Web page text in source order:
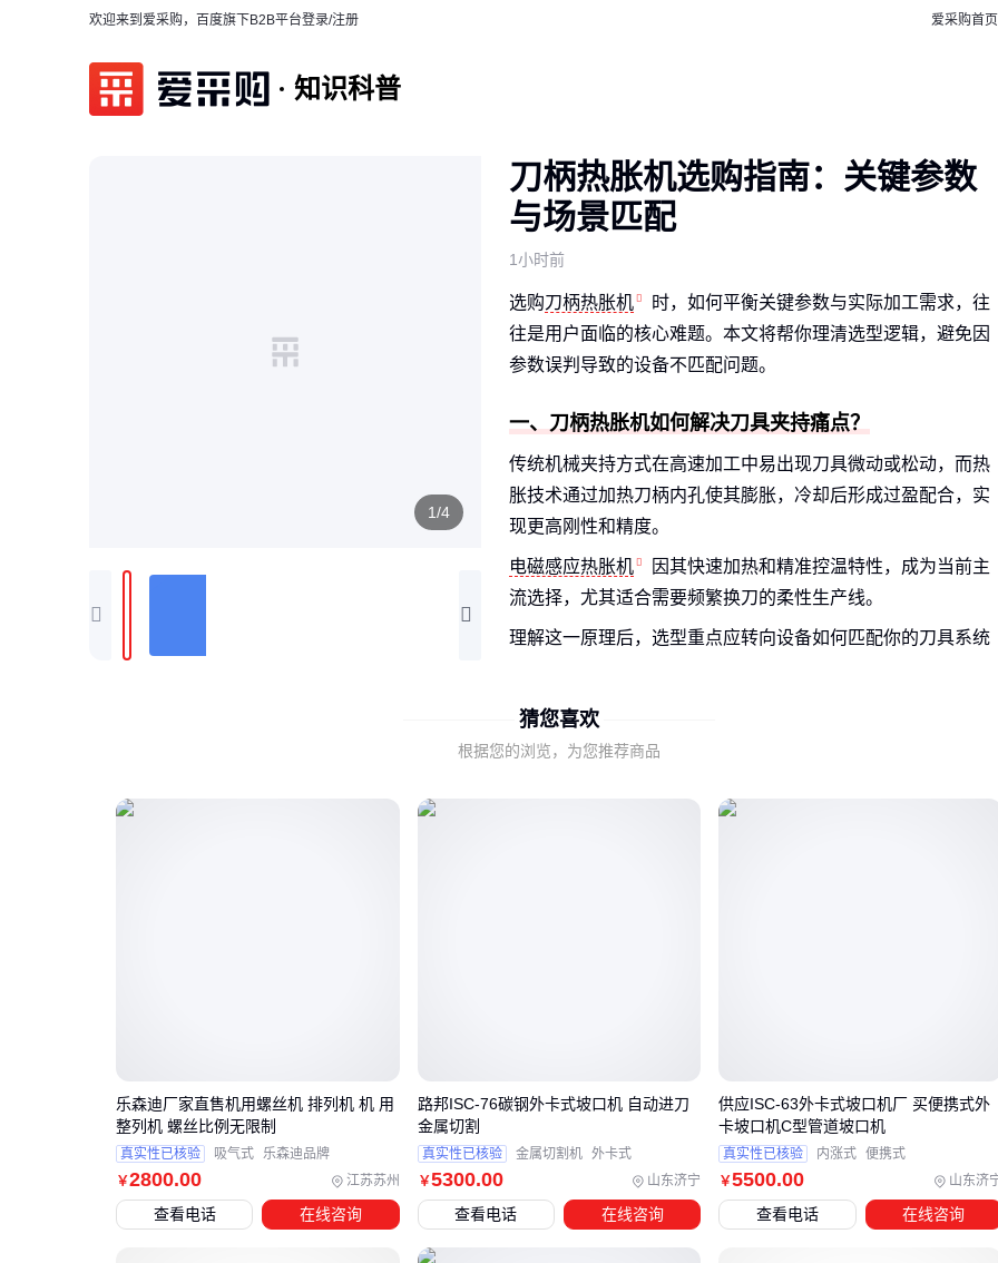
欢迎来到爱采购，百度旗下B2B平台登录/注册 爱采购首页
知识科普
1/4
刀柄热胀机选购指南：关键参数
与场景匹配
1小时前
选购刀柄热胀机
时，如何平衡关键参数与实际加工需求，往
往是用户面临的核心难题。本文将帮你理清选型逻辑，避免因
参数误判导致的设备不匹配问题。
一、刀柄热胀机如何解决刀具夹持痛点？
传统机械夹持方式在高速加工中易出现刀具微动或松动，而热
胀技术通过加热刀柄内孔使其膨胀，冷却后形成过盈配合，实
现更高刚性和精度。
电磁感应热胀机
因其快速加热和精准控温特性，成为当前主
流选择，尤其适合需要频繁换刀的柔性生产线。
理解这一原理后，选型重点应转向设备如何匹配你的刀具系统
二、哪些参数真正影响热胀机使用效果？
计实现快速均匀加热，这对批量加工场景尤为关键。
在高速加工时能提供更好的动平衡性能。
精密模具加工：优先选择热胀式刀柄机
，其热胀冷缩原理
能确保刀柄与刀具的同心度，适合高精度铣削
大批量粗加工：可考虑
机械夹紧刀柄 液压刀柄机
，牺
猜您喜欢
根据您的浏览，为您推荐商品
￥2800.00 江苏苏州
乐森迪厂家直售机用螺丝机 排列机 机 用
整列机 螺丝比例无限制
真实性已核验 吸气式 乐森迪品牌
查看电话 在线咨询
￥5300.00 山东济宁
路邦ISC-76碳钢外卡式坡口机 自动进刀
金属切割
真实性已核验 金属切割机 外卡式
查看电话 在线咨询
￥5500.00 山东济
供应ISC-63外卡式坡口机厂 买便携式外
卡坡口机C型管道坡口机
真实性已核验 内涨式 便携式
查看电话 在线咨询